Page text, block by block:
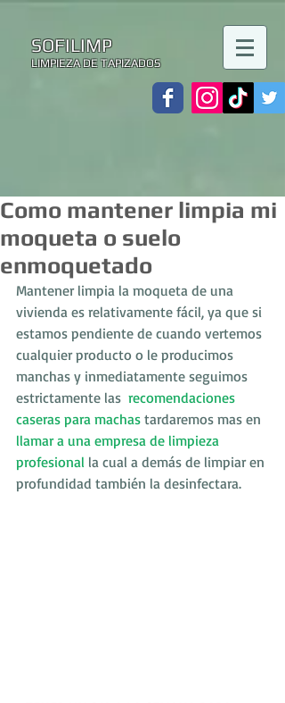
SOFILIMP
LIMPIEZA DE TAPIZADOS
Como mantener limpia mi
moqueta o suelo
enmoquetado
Mantener limpia la moqueta de una
vivienda es relativamente fácil, ya que si
estamos pendiente de cuando vertemos
cualquier producto o le producimos
manchas y inmediatamente seguimos
estrictamente las recomendaciones
caseras para machas tardaremos mas en
llamar a una empresa de limpieza
profesional la cual a demás de limpiar en
profundidad también la desinfectara.